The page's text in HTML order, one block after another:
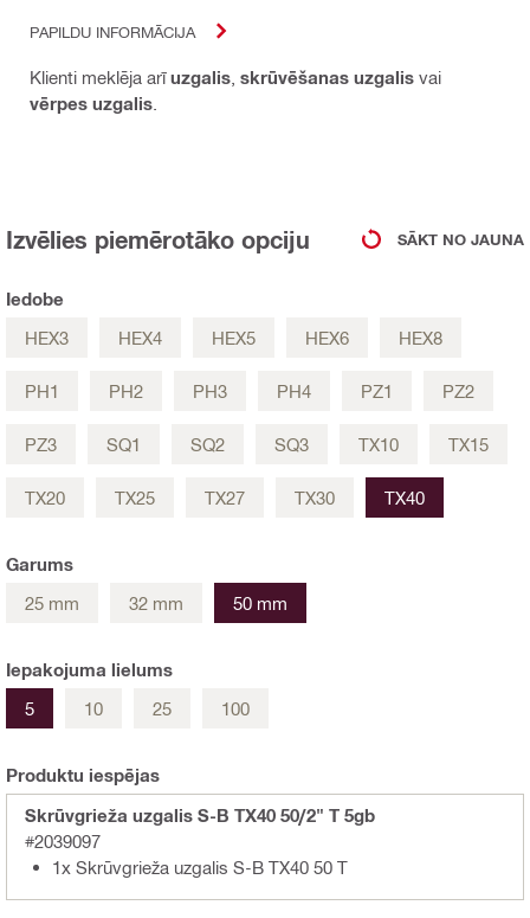
PAPILDU INFORMĀCIJA
Klienti meklēja arīuzgalis skrūvēšanas uzgalis vai
vērpes uzgalis
Izvēlies piemērotāko opciju SĀKT NO JAUNA
Iedobe
HEX3
HEX4 HEX5 HEX6 HEX8
PH1 PH2 PH3 PH4 PZ1 PZ2
PZ3 SQ1 SQ2 SQ3 TX10 TX15
TX20 TX25 TX27 TX30 TX40
Garums
25 mm
32 mm 50 mm
Iepakojuma lielums
5
10 25 100
Produktu iespējas
Skrūvgrieža uzgalis S-B TX40 50/2" T 5gb
#2039097
1x Skrūvgrieža uzgalis S-B TX40 50 T